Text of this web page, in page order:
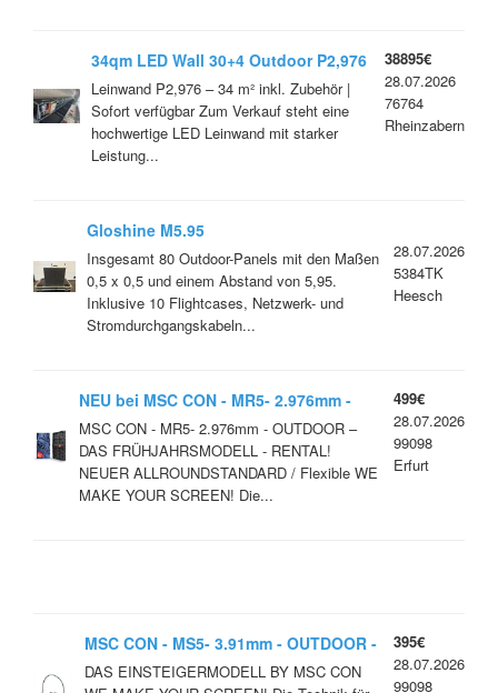
34qm LED Wall 30+4 Outdoor P2,976
7680Hz
Leinwand P2,976 – 34 m² inkl. Zubehör |
Sofort verfügbar Zum Verkauf steht eine
hochwertige LED Leinwand mit starker
Leistung...
38895€
28.07.2026
76764
Rheinzabern
Gloshine M5.95
Insgesamt 80 Outdoor-Panels mit den Maßen
0,5 x 0,5 und einem Abstand von 5,95.
Inklusive 10 Flightcases, Netzwerk- und
Stromdurchgangskabeln...
28.07.2026
5384TK
Heesch
NEU bei MSC CON - MR5- 2.976mm -
OUTDOOR - 15m² Das Einsteieger
Modell in Hoher Auflösung
MSC CON - MR5- 2.976mm - OUTDOOR –
DAS FRÜHJAHRSMODELL - RENTAL!
NEUER ALLROUNDSTANDARD / Flexible WE
MAKE YOUR SCREEN! Die...
499€
28.07.2026
99098
Erfurt
MSC CON - MS5- 3.91mm - OUTDOOR -
DAS EINSTEIGERMODELL BY MSC CON
395€
28.07.2026
99098